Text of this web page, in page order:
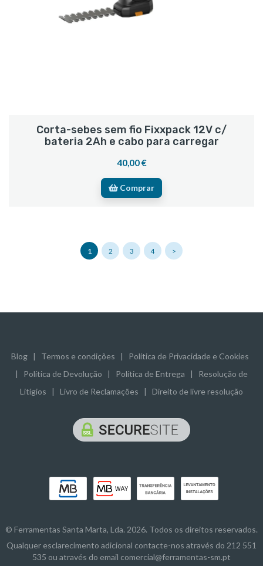
Corta-sebes sem fio Fixxpack 12V c/
bateria 2Ah e cabo para carregar
40,00 €
Comprar
1 2 3 4 >
Blog| Termos e condições | Política de Privacidade e Cookies
| Política de Devolução | Política de Entrega | Resolução de
Litígios | Livro de Reclamações | Direito de livre resolução
© Ferramentas Santa Marta, Lda. 2026. Todos os direitos reservados.
Qualquer esclarecimento adicional contacte-nos através do 212 551
535 ou através do email comercial@ferramentas-sm.pt